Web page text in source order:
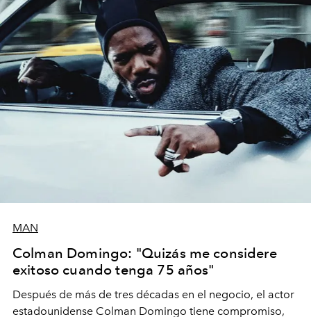
MAN
Colman Domingo: "Quizás me considere
exitoso cuando tenga 75 años"
Después de más de tres décadas en el negocio, el actor
estadounidense Colman Domingo tiene compromiso,